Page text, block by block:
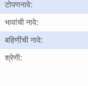
टोपणनावे:
भावांची नावे:
बहिणींची नावे:
श्रेणी: